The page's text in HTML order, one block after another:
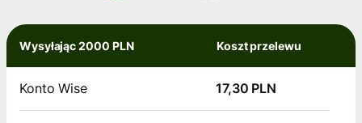
Wysyłając 2000 PLN Koszt przelewu
Konto Wise 17,30 PLN